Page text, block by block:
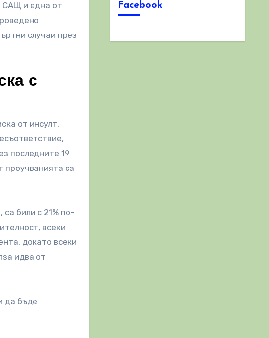
САЩ и една от
случаи през
с
от инсулт,
последните 19
проучванията са
били с 21% по-
всеки
докато всеки
идва от
да бъде
Facebook